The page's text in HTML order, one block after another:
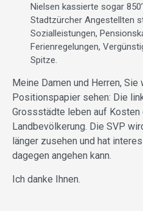
Nielsen kassierte sogar
Stadtzürcher Angestellten
Sozialleistungen,
Ferienregelungen,
Spitze.
Meine Damen und Herren,
Positionspapier sehen: Die
Grossstädte leben auf Kosten
Landbevölkerung. Die SVP
länger zusehen und hat
dagegen angehen kann.
Ich danke Ihnen.